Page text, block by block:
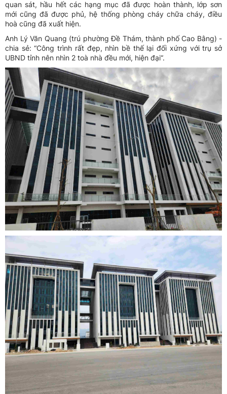
quan sát, hầu hết các hạng mục đã được hoàn thành, lớp sơn
mới cũng đã được phủ, hệ thống phòng cháy chữa cháy, điều
hoà cũng đã xuất hiện.
Anh Lý Văn Quang (trú phường Đề Thám, thành phố Cao Bằng) -
chia sẻ: “Công trình rất đẹp, nhìn bề thế lại đối xứng với trụ sở
UBND tỉnh nên nhìn 2 toà nhà đều mới, hiện đại“.